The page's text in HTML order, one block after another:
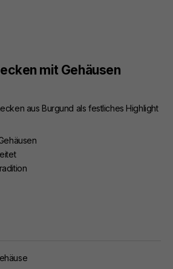
mit Gehäusen
aus Burgund als festliches Highlight